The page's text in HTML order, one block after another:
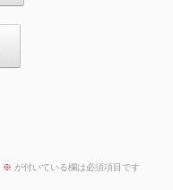
※ が付いている欄は必須項目です